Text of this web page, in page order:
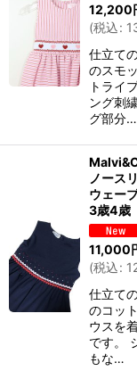
12,200
(税込:
仕立て
のスモ
トライ
ング刺
グ部分…
ノース
ウェー
3歳4歳
11,000
(税込:
仕立て
のコッ
ウスを
です。
もな…